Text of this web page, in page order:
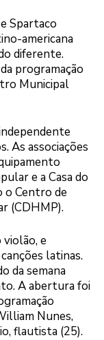
Spartaco
americana
diferente.
programação
Municipal
As associações
e a Casa do
o Centro de
(CDHMP).
e
latinas.
da semana
A abertura foi
Nunes,
flautista (25).